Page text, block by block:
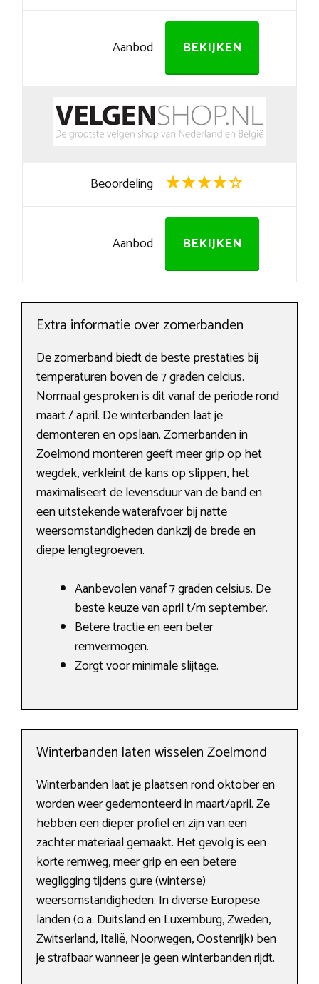
Aanbod BEKIJKEN
Beoordeling
Aanbod BEKIJKEN
Extra informatie over zomerbanden
De zomerband biedt de beste prestaties bij
temperaturen boven de 7 graden celcius.
Normaal gesproken is dit vanaf de periode rond
maart / april. De winterbanden laat je
demonteren en opslaan. Zomerbanden in
Zoelmond monteren geeft meer grip op het
wegdek, verkleint de kans op slippen, het
maximaliseert de levensduur van de band en
een uitstekende waterafvoer bij natte
weersomstandigheden dankzij de brede en
diepe lengtegroeven.
Aanbevolen vanaf 7 graden celsius. De
beste keuze van april t/m september.
Betere tractie en een beter
remvermogen.
Zorgt voor minimale slijtage.
Winterbanden laten wisselen Zoelmond
Winterbanden laat je plaatsen rond oktober en
worden weer gedemonteerd in maart/april. Ze
hebben een dieper profiel en zijn van een
zachter materiaal gemaakt. Het gevolg is een
korte remweg, meer grip en een betere
wegligging tijdens gure (winterse)
weersomstandigheden. In diverse Europese
landen (o.a. Duitsland en Luxemburg, Zweden,
Zwitserland, Italië, Noorwegen, Oostenrijk) ben
je strafbaar wanneer je geen winterbanden rijdt.